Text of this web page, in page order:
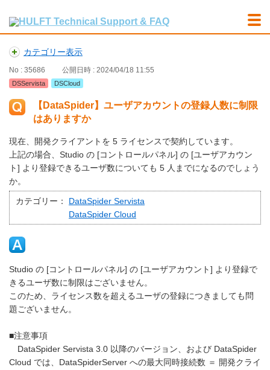
カテゴリー表示
No : 35686 公開日時 : 2024/04/18 11:55
DSServista DSCloud
【DataSpider】ユーザアカウントの登録人数に制限
はありますか
現在、開発クライアントを 5 ライセンスで契約しています。
上記の場合、Studio の [コントロールパネル] の [ユーザアカウン
ト] より登録できるユーザ数についても 5 人までになるのでしょう
か。
カテゴリー：
DataSpider Servista
DataSpider Cloud
Studio の [コントロールパネル] の [ユーザアカウント] より登録で
きるユーザ数に制限はございません。
このため、ライセンス数を超えるユーザの登録につきましても問
題ございません。
■注意事項
DataSpider Servista 3.0 以降のバージョン、および DataSpider
Cloud では、DataSpiderServer への最大同時接続数 ＝ 開発クライ